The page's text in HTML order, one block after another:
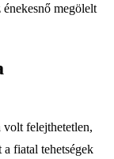
megölelt
volt felejthetetlen,
a fiatal tehetségek